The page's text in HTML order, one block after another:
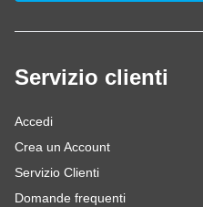
Servizio clienti
Accedi
Crea un Account
Servizio Clienti
Domande frequenti